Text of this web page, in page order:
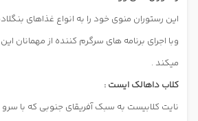
این رستوران منوی خود را به انواع غذاهای
وبا اجرای برنامه های سرگرم کننده از مهمانان
میکند .
کلاب داهالک ایست :
نایت کلابیست به سبک آفریقای جنوبی که با